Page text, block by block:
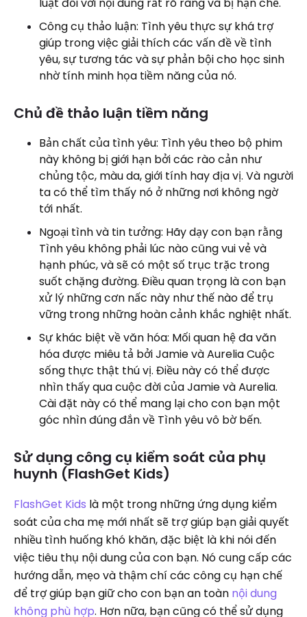
luật đối với nội dung rất rõ ràng và bị hạn chế.
Công cụ thảo luận: Tình yêu thực sự khá trợ
giúp trong việc giải thích các vấn đề về tình
yêu, sự tương tác và sự phản bội cho học sinh
nhờ tính minh họa tiềm năng của nó.
Chủ đề thảo luận tiềm năng
Bản chất của tình yêu: Tình yêu theo bộ phim
này không bị giới hạn bởi các rào cản như
chủng tộc, màu da, giới tính hay địa vị. Và người
ta có thể tìm thấy nó ở những nơi không ngờ
tới nhất.
Ngoại tình và tin tưởng: Hãy dạy con bạn rằng
Tình yêu không phải lúc nào cũng vui vẻ và
hạnh phúc, và sẽ có một số trục trặc trong
suốt chặng đường. Điều quan trọng là con bạn
xử lý những cơn nấc này như thế nào để trụ
vững trong những hoàn cảnh khắc nghiệt nhất.
Sự khác biệt về văn hóa: Mối quan hệ đa văn
hóa được miêu tả bởi Jamie và Aurelia Cuộc
sống thực thật thú vị. Điều này có thể được
nhìn thấy qua cuộc đời của Jamie và Aurelia.
Cài đặt này có thể mang lại cho con bạn một
góc nhìn đúng đắn về Tình yêu vô bờ bến.
Sử dụng công cụ kiểm soát của phụ
huynh (FlashGet Kids)
FlashGet Kids là một trong những ứng dụng kiểm
soát của cha mẹ mới nhất sẽ trợ giúp bạn giải quyết
nhiều tình huống khó khăn, đặc biệt là khi nói đến
việc tiêu thụ nội dung của con bạn. Nó cung cấp các
hướng dẫn, mẹo và thậm chí các công cụ hạn chế
để trợ giúp bạn giữ cho con bạn an toàn nội dung
không phù hợp. Hơn nữa, bạn cũng có thể sử dụng